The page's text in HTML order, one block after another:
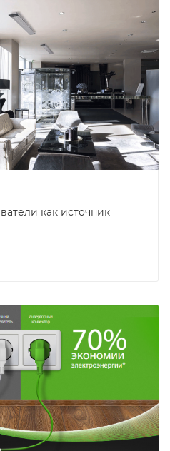
как источник